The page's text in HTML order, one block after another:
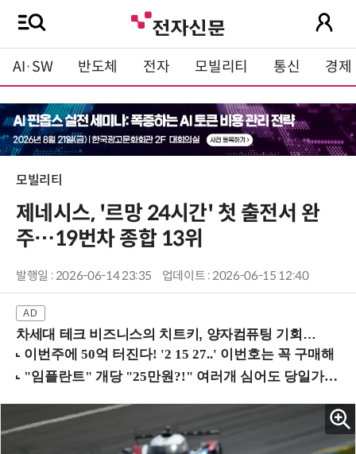
AI·SW 반도체 전자 모빌리티 통신 경제
모빌리티
제네시스, '르망 24시간' 첫 출전서 완
주…19번차 종합 13위
발행일 : 2026-06-14 23:35 업데이트 : 2026-06-15 12:40
차세대 테크 비즈니스의 치트키, 양자컴퓨팅 기회를 선점하라! (8/28 강남역)